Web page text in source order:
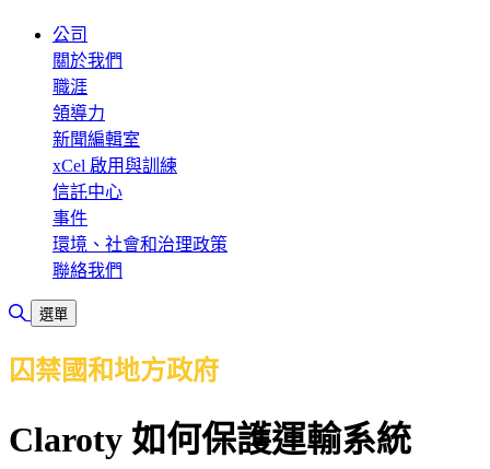
公司
關於我們
職涯
領導力
新聞編輯室
xCel 啟用與訓練
信託中心
事件
環境、社會和治理政策
聯絡我們
切換搜尋
選單
囚禁國和地方政府
Claroty 如何保護運輸系統